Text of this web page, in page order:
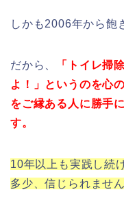
しかも2006年から飽
だから、
「トイレ掃
よ！」というのを心
をご縁ある人に勝手
す。
10年以上も実践し続
多少、信じられませ